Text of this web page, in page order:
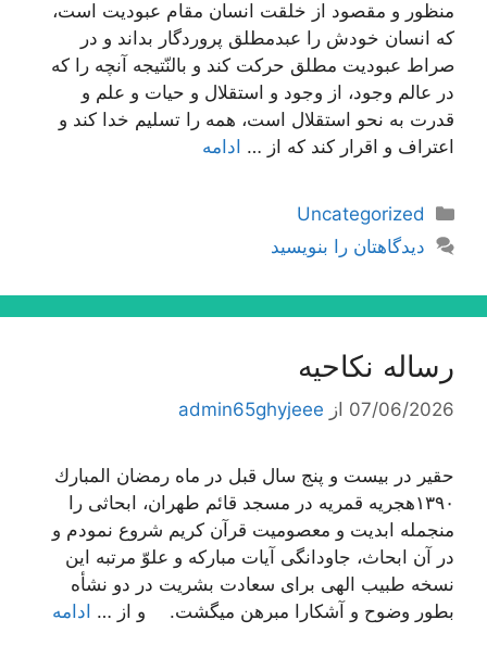
منظور و مقصود از خلقت انسان مقام عبودیت است،
كه انسان خودش را عبدمطلق پروردگار بداند و در
صراط عبودیت مطلق حركت كند و بالنّتیجه آنچه را كه
در عالم وجود، از وجود و استقلال و حیات و علم و
قدرت به نحو استقلال است، همه را تسلیم خدا كند و
اعتراف و اقرار كند كه از … ادامه
دسته‌ها
Uncategorized
دیدگاهتان را بنویسید
رساله نکاحیه
07/06/2026 از admin65ghyjeee
حقیر در بیست و پنج سال قبل در ماه رمضان المبارك
١٣٩٠هجریه قمریه در مسجد قائم طهران، ابحاثى را
منجمله ابدیت و معصومیت قرآن كریم شروع نمودم و
در آن ابحاث، جاودانگى آیات مباركه و علوّ مرتبه این
نسخه طبیب الهى براى سعادت بشریت در دو نشأه
بطور وضوح و آشكارا مبرهن میگشت. و از … ادامه